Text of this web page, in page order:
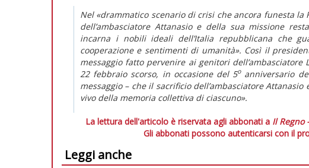
Nel «drammatico scenario di crisi che ancora funesta
dell’ambasciatore Attanasio e della sua missione
incarna i nobili ideali dell’Italia repubblicana che
cooperazione e sentimenti di umanità». Così il
messaggio fatto pervenire ai genitori
22 febbraio scorso, in occasione del 5oanniversario
messaggio – che il sacrificio dell’ambasciatore
vivo della memoria collettiva di ciascuno».
La lettura dell'articolo è riservata agli abbonati a Il Regno
Gli abbonati possono autenticarsi con il
Leggi anche